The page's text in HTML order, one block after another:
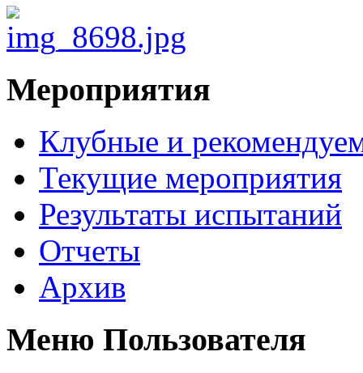
Мероприятия
Клубные и
Текущие мероприятия
Результаты испытаний
Отчеты
Архив
Меню Пользователя